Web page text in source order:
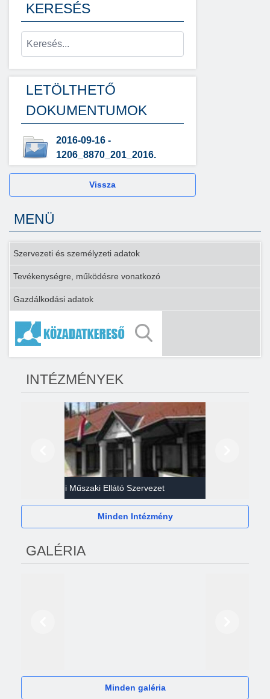
KERESÉS
LETÖLTHETŐ
DOKUMENTUMOK
2016-09-16 -
1206_8870_201_2016.
Vissza
MENÜ
Szervezeti és személyzeti adatok
Tevékenységre, működésre vonatkozó
Gazdálkodási adatok
INTÉZMÉNYEK
Gazdasági Műszaki Ellátó Szervezet
Minden Intézmény
GALÉRIA
Minden galéria